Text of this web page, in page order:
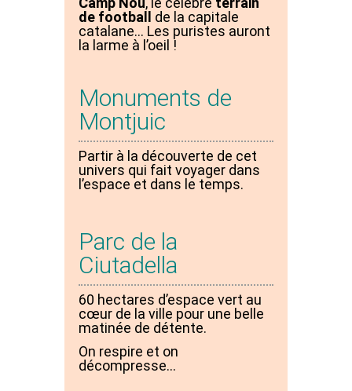
de football de la capitale
catalane… Les puristes auront
la larme à l’oeil !
Monuments de
Montjuic
Partir à la découverte de cet
univers qui fait voyager dans
l’espace et dans le temps.
Parc de la
Ciutadella
60 hectares d’espace vert au
cœur de la ville pour une belle
matinée de détente.
On respire et on
décompresse…